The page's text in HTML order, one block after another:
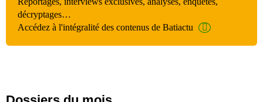
décryptages…
Accédez à l'intégralité des contenus de Batiactu